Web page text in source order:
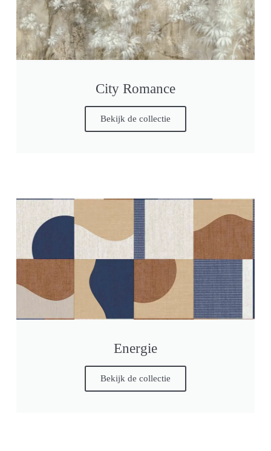
City Romance
Bekijk de collectie
Energie
Bekijk de collectie